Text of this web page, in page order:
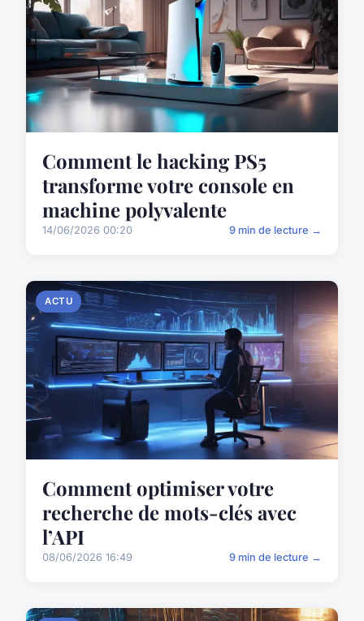
Comment le hacking PS5
transforme votre console en
machine polyvalente
14/06/2026 00:20 9 min de lecture →
ACTU
Comment optimiser votre
recherche de mots-clés avec
l’API
08/06/2026 16:49 9 min de lecture →